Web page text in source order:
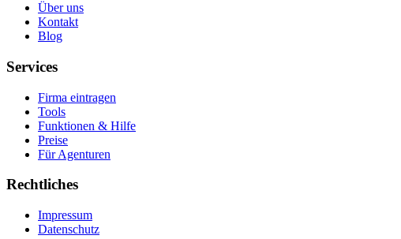
Über uns
Kontakt
Blog
Services
Firma eintragen
Tools
Funktionen & Hilfe
Preise
Für Agenturen
Rechtliches
Impressum
Datenschutz